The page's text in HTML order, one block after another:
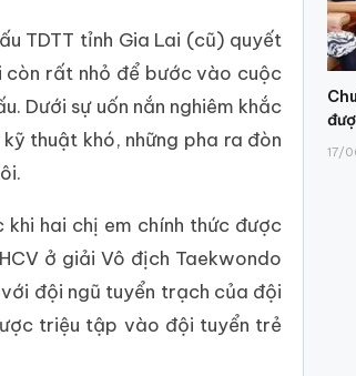
TDTT tỉnh Gia Lai (cũ) quyết
rất nhỏ để bước vào cuộc
Dưới sự uốn nắn nghiêm khắc
thuật khó, những pha ra đòn
hai chị em chính thức được
ở giải Vô địch Taekwondo
đội ngũ tuyển trạch của đội
triệu tập vào đội tuyển trẻ
17/